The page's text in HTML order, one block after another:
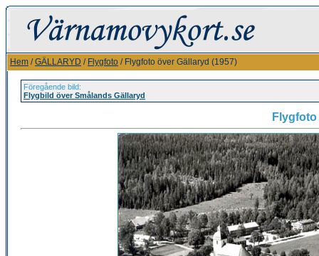
Hem /GÄLLARYD / Flygfoto / Flygfoto över Gällaryd (1957)
Föregående bild:
Flygbild över Smålands Gällaryd
Flygfoto